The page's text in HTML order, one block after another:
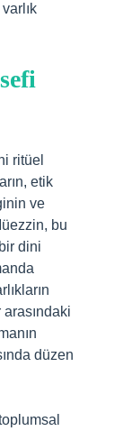
ritüel
etik
ve
bu
dini
düzen